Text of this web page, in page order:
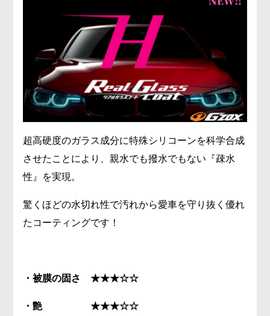
超高硬度のガラス成分に特殊シリコーンを科学合成
させたことにより、親水でも撥水でもない『疎水
性』を実現。
驚くほどの水切れ性で汚れから愛車を守り抜く優れ
たコーティングです！
・被膜の固さ ★★★☆☆
・艶 ★★★☆☆